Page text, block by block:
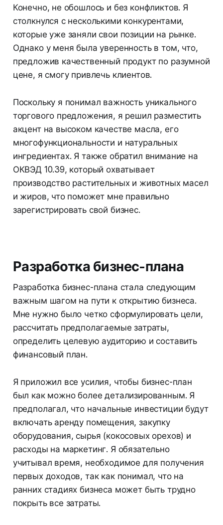
Конечно, не обошлось и без конфликтов. Я
столкнулся с несколькими конкурентами,
которые уже заняли свои позиции на рынке.
Однако у меня была уверенность в том, что,
предложив качественный продукт по разумной
цене, я смогу привлечь клиентов.
Поскольку я понимал важность уникального
торгового предложения, я решил разместить
акцент на высоком качестве масла, его
многофункциональности и натуральных
ингредиентах. Я также обратил внимание на
ОКВЭД 10.39, который охватывает
производство растительных и животных масел
и жиров, что поможет мне правильно
зарегистрировать свой бизнес.
Разработка бизнес-плана
Разработка бизнес-плана стала следующим
важным шагом на пути к открытию бизнеса.
Мне нужно было четко сформулировать цели,
рассчитать предполагаемые затраты,
определить целевую аудиторию и составить
финансовый план.
Я приложил все усилия, чтобы бизнес-план
был как можно более детализированным. Я
предполагал, что начальные инвестиции будут
включать аренду помещения, закупку
оборудования, сырья (кокосовых орехов) и
расходы на маркетинг. Я обязательно
учитывал время, необходимое для получения
первых доходов, так как понимал, что на
ранних стадиях бизнеса может быть трудно
покрыть все затраты.